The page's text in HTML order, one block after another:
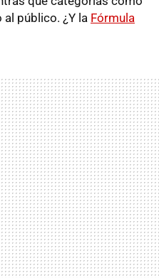
público. ¿Y la Fórmula